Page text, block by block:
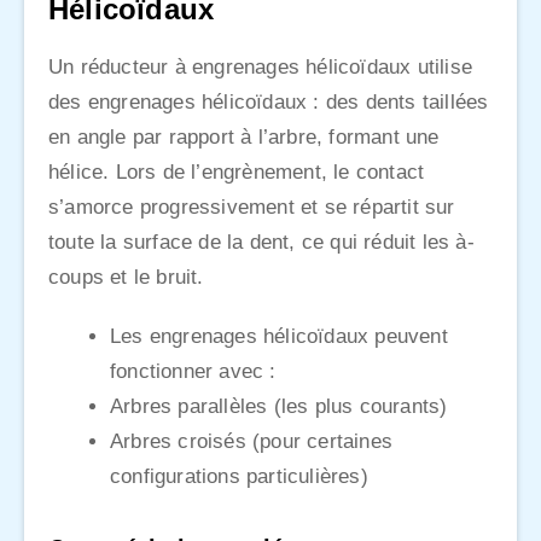
Hélicoïdaux
Un réducteur à engrenages hélicoïdaux utilise
des engrenages hélicoïdaux : des dents taillées
en angle par rapport à l’arbre, formant une
hélice. Lors de l’engrènement, le contact
s’amorce progressivement et se répartit sur
toute la surface de la dent, ce qui réduit les à-
coups et le bruit.
Les engrenages hélicoïdaux peuvent
fonctionner avec :
Arbres parallèles (les plus courants)
Arbres croisés (pour certaines
configurations particulières)